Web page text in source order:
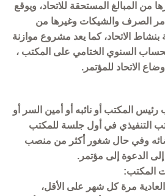
من المبالغ المستحقة للاتحاد، ويوقع
الصرف والشيكات وغيرها من
بنشاط الاتحاد، كما يعد مشروع موازنة
السنوي الختامي على المكتب ،
الاتحاد للمؤتمر.
منصب رئيس المكتب أو نائبه أو أمين السر أو
التنفيذي في أول جلسة للمكتب
وفي حال شغور أكثر من منصب
الدعوة إلى مؤتمر.
العادية مرة كل شهر على الأقل،